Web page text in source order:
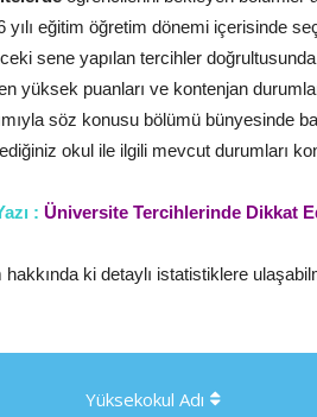
yılı eğitim öğretim dönemi içerisinde
sene yapılan tercihler
yüksek puanları ve kontenjan
söz konusu bölümü bünyesinde
okul ile ilgili mevcut durumları
: Üniversite Tercihlerinde Dikkat
ki detaylı istatistiklere
Yüksekokul Adı